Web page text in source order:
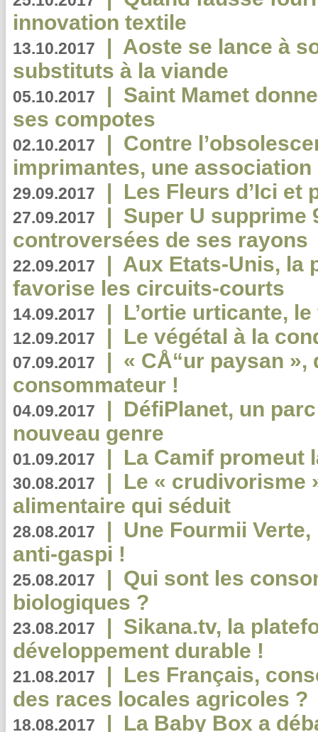
innovation textile
13.10.2017 | Aoste se lance à
substituts à la viande
05.10.2017 | Saint Mamet
ses compotes
02.10.2017 | Contre
imprimantes, une
29.09.2017 | Les Fleurs d’Ici et
27.09.2017 | Super U supprime
controversées de ses rayons
22.09.2017 | Aux Etats-Unis, la
favorise les circuits-courts
14.09.2017 | L’ortie urticante,
12.09.2017 | Le végétal à la
07.09.2017 | « CÅ“ur paysan
consommateur !
04.09.2017 | DéfiPlanet, un
nouveau genre
01.09.2017 | La Camif promeut
30.08.2017 | Le « crudivorisme
alimentaire qui séduit
28.08.2017 | Une Fourmii
anti-gaspi !
25.08.2017 | Qui sont les
biologiques ?
23.08.2017 | Sikana.tv, la
développement durable !
21.08.2017 | Les Français,
des races locales agricoles ?
18.08.2017 | La Baby Box a